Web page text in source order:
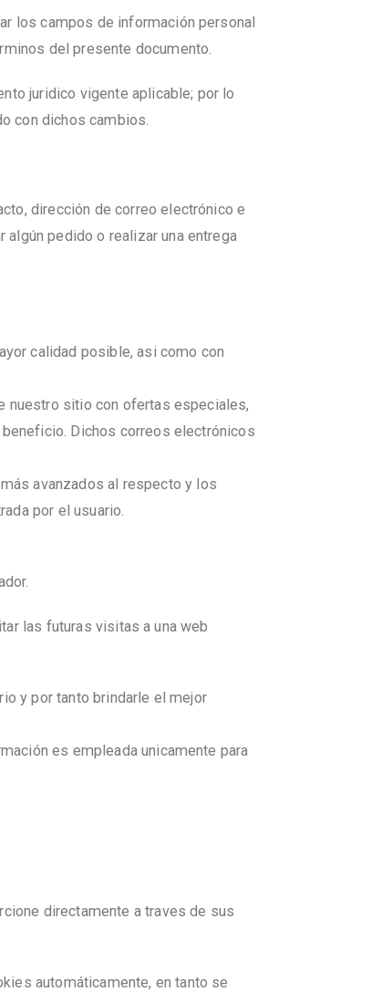
los campos de información personal
del presente documento.
juridico vigente aplicable; por lo
con dichos cambios.
dirección de correo electrónico e
pedido o realizar una entrega
calidad posible, asi como con
nuestro sitio con ofertas especiales,
Dichos correos electrónicos
avanzados al respecto y los
por el usuario.
las futuras visitas a una web
y por tanto brindarle el mejor
es empleada unicamente para
directamente a traves de sus
automáticamente, en tanto se